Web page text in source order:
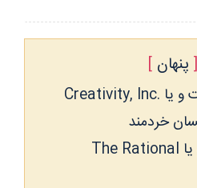
پنهان
۳. کتاب بهینه گرایی و یا The Rational